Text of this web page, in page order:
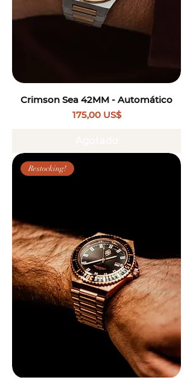
Crimson Sea 42MM - Automático
Precio
175,00 US$
Restocking!